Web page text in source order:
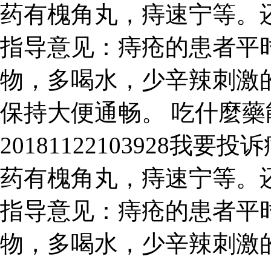
药有槐角丸，痔速宁等。
指导意见：痔疮的患者平
物，多喝水，少辛辣刺激
保持大便通畅。 吃什麼
20181122103928我要投
药有槐角丸，痔速宁等。
指导意见：痔疮的患者平
物，多喝水，少辛辣刺激